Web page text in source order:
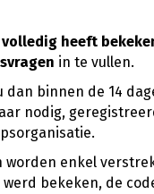
volledig heeft
in te vullen.
dan binnen de 14
nodig,
worden enkel
bekeken, de